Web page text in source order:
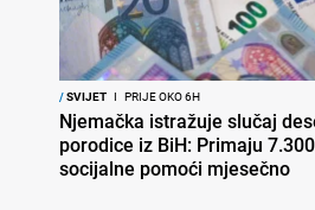
/SVIJET I PRIJE OKO 6H
Njemačka istražuje slučaj
porodice iz BiH: Primaju
socijalne pomoći mjesečno